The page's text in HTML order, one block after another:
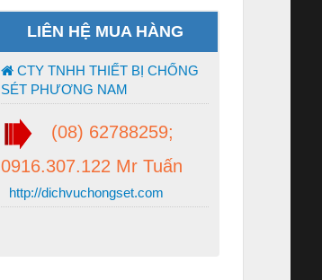
LIÊN HỆ MUA HÀNG
CTY TNHH THIẾT BỊ CHỐNG
SÉT PHƯƠNG NAM
(08) 62788259;
0916.307.122 Mr Tuấn
http://dichvuchongset.com